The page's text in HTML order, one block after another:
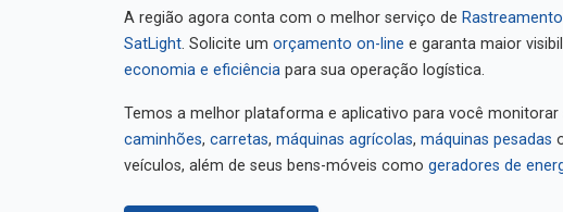
A região agora conta com o melhor serviço de
SatLight . Solicite um orçamento on-line e garanta maior
economia e eficiência para sua operação logística.
Temos a melhor plataforma e aplicativo para você monitorar
caminhões carretas máquinas agrícolas máquinas pesadas
veículos, além de seus bens-móveis como geradores de